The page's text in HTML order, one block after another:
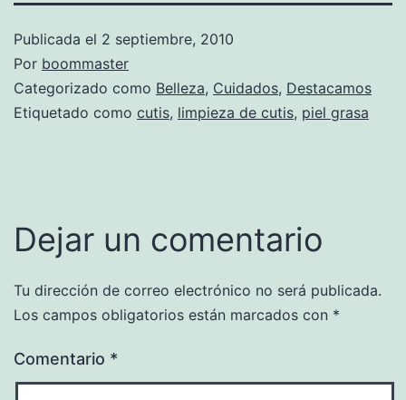
Publicada el 2 septiembre, 2010
Por boommaster
Categorizado como Belleza, Cuidados, Destacamos
Etiquetado como cutis, limpieza de cutis, piel grasa
Dejar un comentario
Tu dirección de correo electrónico no será publicada.
Los campos obligatorios están marcados con *
Comentario *